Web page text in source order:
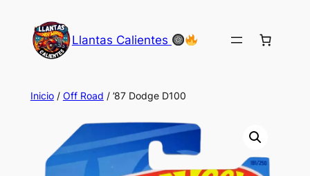
contenido
Llantas Calientes
Inicio/ Off Road / ’87 Dodge D100